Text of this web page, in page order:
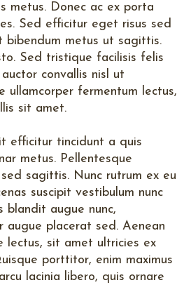
metus. Donec ac ex porta
Sed efficitur eget risus sed
bibendum metus ut sagittis.
Sed tristique facilisis felis
convallis nisl ut
ullamcorper fermentum lectus,
sit amet.
efficitur tincidunt a quis
metus. Pellentesque
sagittis. Nunc rutrum ex eu
suscipit vestibulum nunc
blandit augue nunc,
augue placerat sed. Aenean
lectus, sit amet ultricies ex
porttitor, enim maximus
lacinia libero, quis ornare